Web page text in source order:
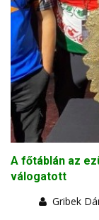
A főtáblán az
válogatott
Gribek